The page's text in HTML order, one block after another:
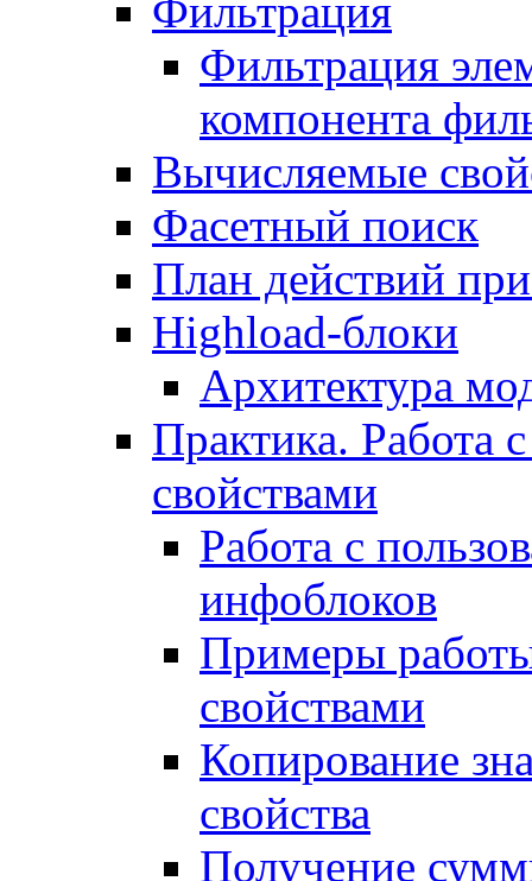
Фильтрация
Фильтрация
компонента
Вычисляемые
Фасетный поиск
План действий
Highload-блоки
Архитектура
Практика. Работа
свойствами
Работа с
инфоблоков
Примеры
свойствами
Копирование
свойства
Получение